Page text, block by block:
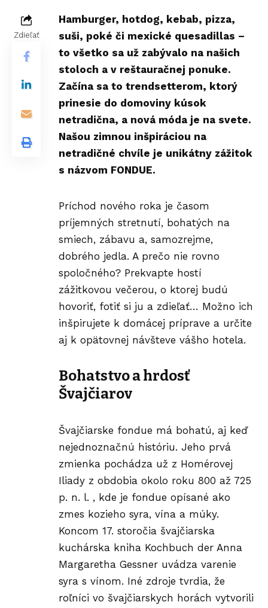
Zdieľať
Hamburger, hotdog, kebab, pizza,
suši, poké či mexické quesadillas –
to všetko sa už zabývalo na našich
stoloch a v reštauračnej ponuke.
Začína sa to trendsetterom, ktorý
prinesie do domoviny kúsok
netradična, a nová móda je na svete.
Našou zimnou inšpiráciou na
netradičné chvíle je unikátny zážitok
s názvom FONDUE.
Príchod nového roka je časom
príjemných stretnutí, bohatých na
smiech, zábavu a, samozrejme,
dobrého jedla. A prečo nie rovno
spoločného? Prekvapte hostí
zážitkovou večerou, o ktorej budú
hovoriť, fotiť si ju a zdieľať… Možno ich
inšpirujete k domácej príprave a určite
aj k opätovnej návšteve vášho hotela.
Bohatstvo a hrdosť
Švajčiarov
Švajčiarske fondue má bohatú, aj keď
nejednoznačnú históriu. Jeho prvá
zmienka pochádza už z Homérovej
Iliady z obdobia okolo roku 800 až 725
p. n. l. , kde je fondue opísané ako
zmes kozieho syra, vína a múky.
Koncom 17. storočia švajčiarska
kuchárska kniha Kochbuch der Anna
Margaretha Gessner uvádza varenie
syra s vínom. Iné zdroje tvrdia, že
roľníci vo švajčiarskych horách vytvorili